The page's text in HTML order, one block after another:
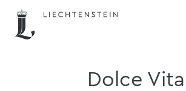
Dolce Vita